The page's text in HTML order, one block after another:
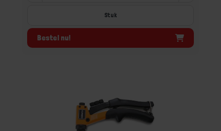
Stuk
Bestel nu!